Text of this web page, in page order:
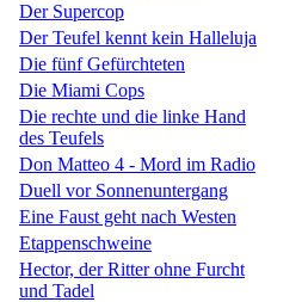
Der Supercop
Der Teufel kennt kein Halleluja
Die fünf Gefürchteten
Die Miami Cops
Die rechte und die linke Hand
des Teufels
Don Matteo 4 - Mord im Radio
Duell vor Sonnenuntergang
Eine Faust geht nach Westen
Etappenschweine
Hector, der Ritter ohne Furcht
und Tadel